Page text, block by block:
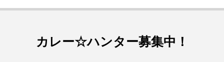
カレー☆ハンター募集中！